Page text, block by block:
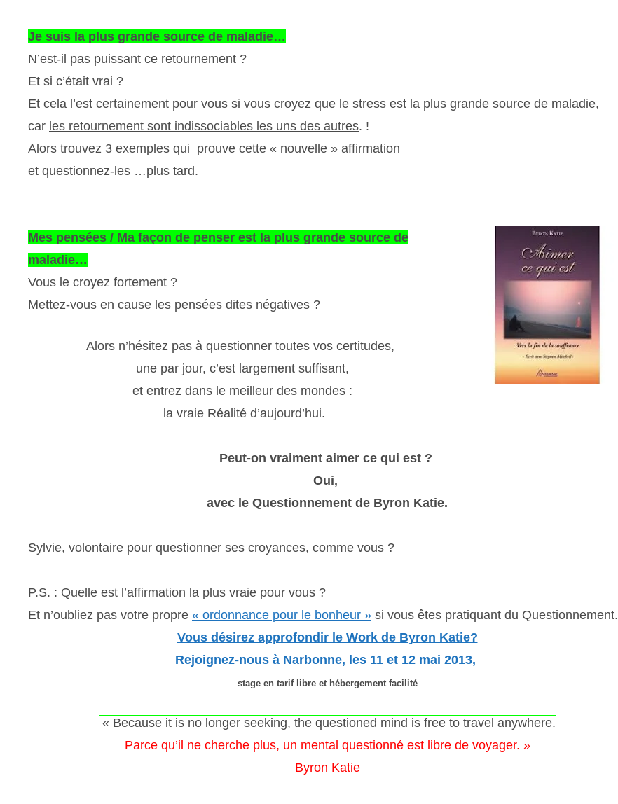
Je suis la plus grande source de maladie…
N’est-il pas puissant ce retournement ?
Et si c’était vrai ?
Et cela l’est certainement pour vous si vous croyez que le stress est la plus grande source de maladie,
car les retournement sont indissociables les uns des autres. !
Alors trouvez 3 exemples qui prouve cette « nouvelle » affirmation
et questionnez-les …plus tard.
Mes pensées / Ma façon de penser est la plus grande source de
maladie…
Vous le croyez fortement ?
Mettez-vous en cause les pensées dites négatives ?
Alors n’hésitez pas à questionner toutes vos certitudes,
une par jour, c’est largement suffisant,
et entrez dans le meilleur des mondes :
la vraie Réalité d’aujourd’hui.
Peut-on vraiment aimer ce qui est ?
Oui,
avec le Questionnement de Byron Katie.
Sylvie, volontaire pour questionner ses croyances, comme vous ?
P.S. : Quelle est l’affirmation la plus vraie pour vous ?
Et n’oubliez pas votre propre « ordonnance pour le bonheur » si vous êtes pratiquant du Questionnement.
Vous désirez approfondir le Work de Byron Katie?
Rejoignez-nous à Narbonne, les 11 et 12 mai 2013,
stage en tarif libreet hébergement facilité
« Because it is no longer seeking, the questioned mind is free to travel anywhere.
Parce qu’il ne cherche plus, un mental questionné est libre de voyager. »
Byron Katie